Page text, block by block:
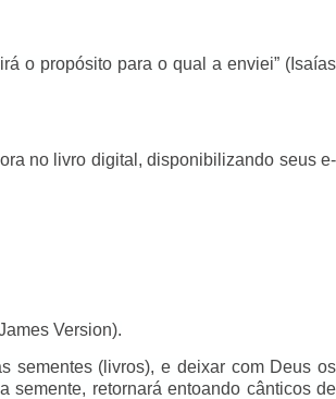
o propósito para o qual a enviei” (Isaías
no livro digital, disponibilizando seus e-
Version).
sementes (livros), e deixar com Deus os
semente, retornará entoando cânticos de